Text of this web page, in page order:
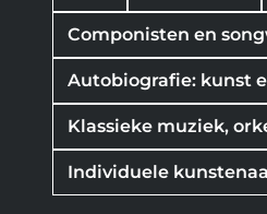
Componisten en
Autobiografie: kunst
Klassieke muziek,
Individuele